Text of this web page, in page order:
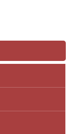
ピーター・サリス